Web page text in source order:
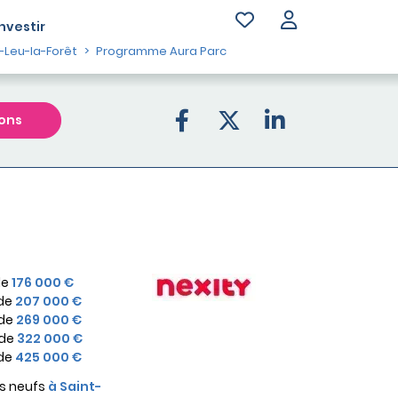
la-Forêt Programme Aura Parc
176 000 €
207 000 €
269 000 €
322 000 €
425 000 €
neufs à Saint-